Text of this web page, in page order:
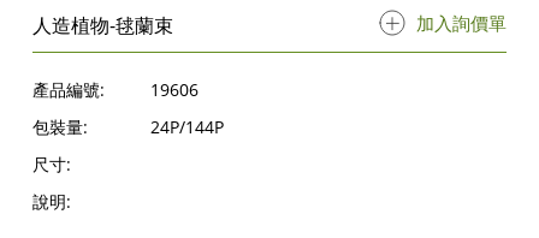
人造植物-毬蘭束 加入詢價單
產品編號:
19606
包裝量:
24P/144P
尺寸:
說明: